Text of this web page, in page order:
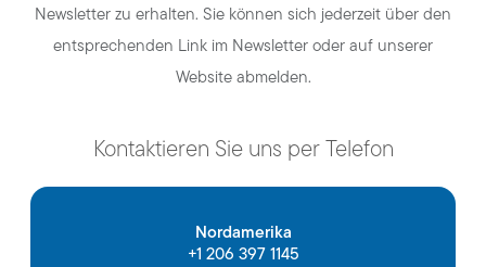
Newsletter zu erhalten. Sie können sich jederzeit über den
entsprechenden Link im Newsletter oder auf unserer
Website abmelden.
Kontaktieren Sie uns per Telefon
Nordamerika
+1 206 397 1145